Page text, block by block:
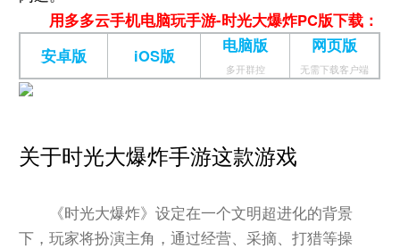
用多多云手机电脑玩手游-时光大爆炸PC版下载：
安卓版
iOS版 电脑版
多开群控
网页版
无需下载客户端
关于时光大爆炸手游这款游戏
《时光大爆炸》设定在一个文明超进化的背景
下，玩家将扮演主角，通过经营、采摘、打猎等操